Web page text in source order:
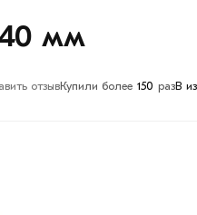
мм
отзывКупили более 150 разВ